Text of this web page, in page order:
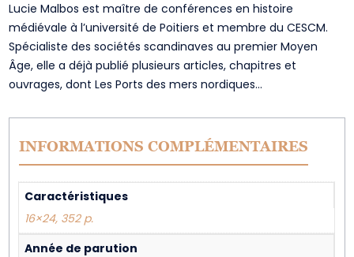
Lucie Malbos est maître de conférences en histoire
médiévale à l’université de Poitiers et membre du CESCM.
Spécialiste des sociétés scandinaves au premier Moyen
Âge, elle a déjà publié plusieurs articles, chapitres et
ouvrages, dont Les Ports des mers nordiques…
INFORMATIONS COMPLÉMENTAIRES
Caractéristiques
16×24, 352 p.
Année de parution